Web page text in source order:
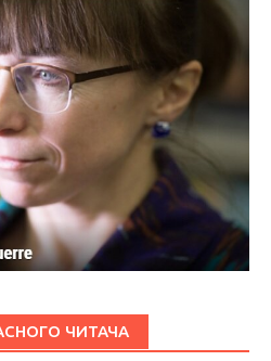
ЧИТАЧА